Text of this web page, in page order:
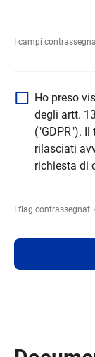
I campi
Ho preso
degli artt.
("GDPR").
rilasciati
richiesta di
I flag